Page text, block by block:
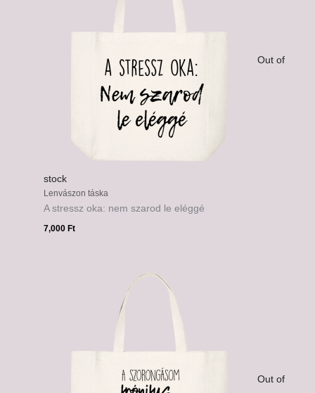
Out of
stock
Lenvászon táska
A stressz oka: nem szarod le eléggé
7,000Ft
Out of